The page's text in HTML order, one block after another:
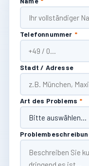
Telefonnummer *
Stadt / Adresse
Art des Problems *